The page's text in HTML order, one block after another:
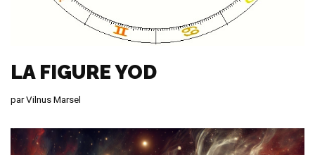
LA FIGURE YOD
parVilnus Marsel